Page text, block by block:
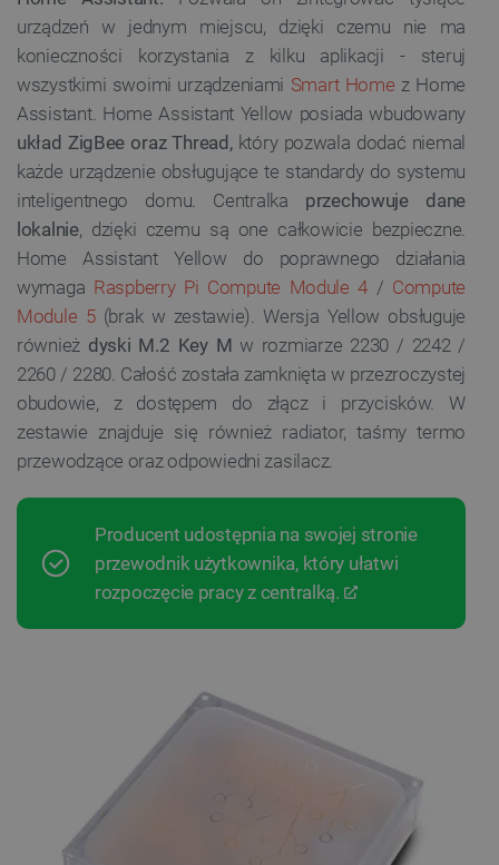
urządzeń w jednym miejscu, dzięki czemu nie ma
konieczności korzystania z kilku aplikacji - steruj
wszystkimi swoimi urządzeniami Smart Home z Home
Assistant. Home Assistant Yellow posiada wbudowany
układ ZigBee oraz Thread,który pozwala dodać niemal
każde urządzenie obsługujące te standardy do systemu
inteligentnego domu. Centralka przechowuje dane
lokalnie, dzięki czemu są one całkowicie bezpieczne.
Home Assistant Yellow do poprawnego działania
wymaga Raspberry Pi Compute Module 4 / Compute
Module 5(brak w zestawie). Wersja Yellow obsługuje
również dyski M.2 Key M w rozmiarze 2230 / 2242 /
2260 / 2280. Całość została zamknięta w przezroczystej
obudowie, z dostępem do złącz i przycisków. W
zestawie znajduje się również radiator, taśmy termo
przewodzące oraz odpowiedni zasilacz.
Producent udostępnia na swojej stronie
przewodnik użytkownika, który ułatwi
rozpoczęcie pracy z centralką.